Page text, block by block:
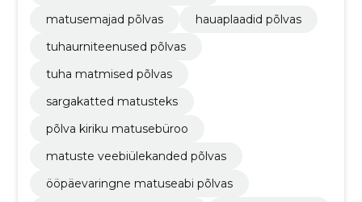
matusemajad põlvas
hauaplaadid põlvas
tuhaurniteenused põlvas
tuha matmised põlvas
sargakatted matusteks
põlva kiriku matusebüroo
matuste veebiülekanded põlvas
ööpäevaringne matuseabi põlvas